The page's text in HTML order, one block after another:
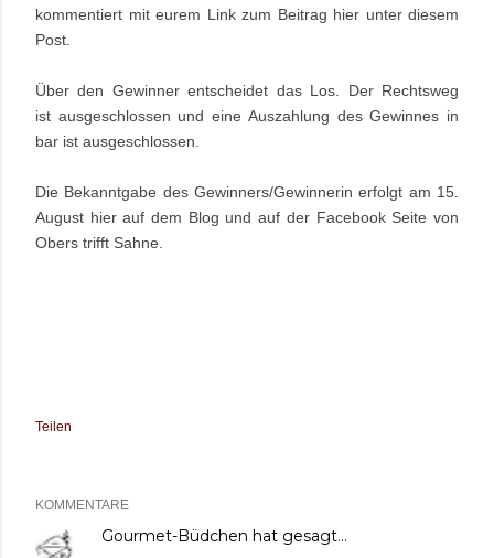
kommentiert mit eurem Link zum Beitrag hier unter diesem
Post.
Über den Gewinner entscheidet das Los. Der Rechtsweg
ist ausgeschlossen und eine Auszahlung des Gewinnes in
bar ist ausgeschlossen.
Die Bekanntgabe des Gewinners/Gewinnerin erfolgt am 15.
August hier auf dem Blog und auf der Facebook Seite von
Obers trifft Sahne.
Teilen
KOMMENTARE
Gourmet-Büdchen hat gesagt…